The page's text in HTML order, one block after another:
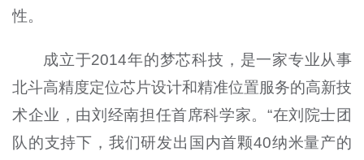
性。
成立于2014年的梦芯科技，是一家专业从事
北斗高精度定位芯片设计和精准位置服务的高新技
术企业，由刘经南担任首席科学家。“在刘院士团
队的支持下，我们研发出国内首颗40纳米量产的